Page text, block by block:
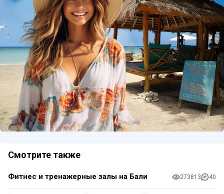
Смотрите также
Фитнес и тренажерные залы на Бали 273813 40